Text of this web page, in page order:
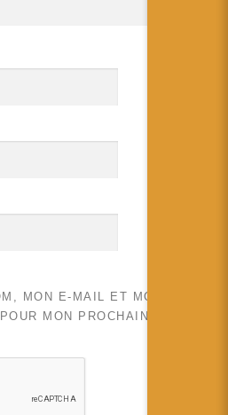
MON E-MAIL ET MON SITE
MON PROCHAIN